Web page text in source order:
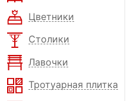
Цветники
Столики
Лавочки
Тротуарная плитка